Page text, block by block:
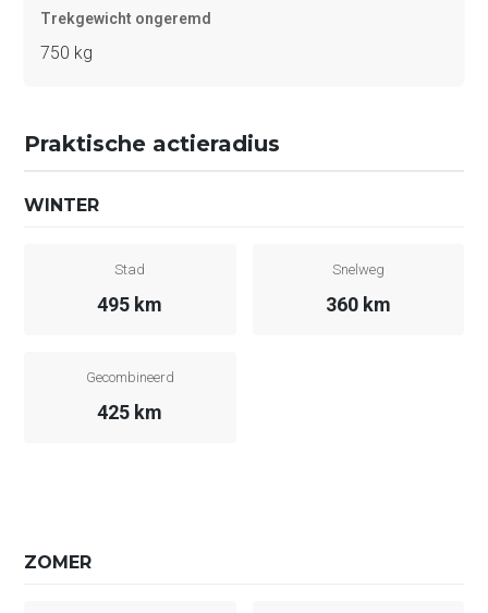
Trekgewicht ongeremd
750 kg
Praktische actieradius
WINTER
Stad
495 km
Snelweg
360 km
Gecombineerd
425 km
ZOMER